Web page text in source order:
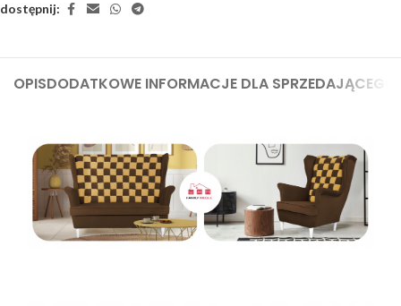
OPISDODATKOWE INFORMACJE DLA SPRZEDAJĄCEGO